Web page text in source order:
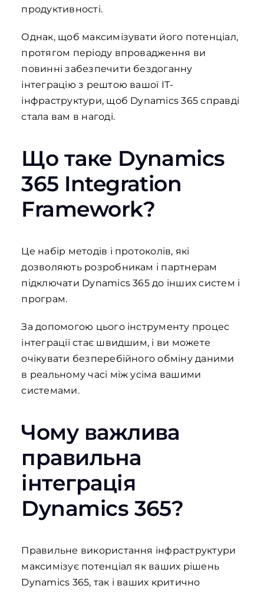
продуктивності.
Однак, щоб максимізувати його потенціал,
протягом періоду впровадження ви
повинні забезпечити бездоганну
інтеграцію з рештою вашої ІТ-
інфраструктури, щоб Dynamics 365 справді
стала вам в нагоді.
Що таке Dynamics
365 Integration
Framework?
Це набір методів і протоколів, які
дозволяють розробникам і партнерам
підключати Dynamics 365 до інших систем і
програм.
За допомогою цього інструменту процес
інтеграції стає швидшим, і ви можете
очікувати безперебійного обміну даними
в реальному часі між усіма вашими
системами.
Чому важлива
правильна
інтеграція
Dynamics 365?
Правильне використання інфраструктури
максимізує потенціал як ваших рішень
Dynamics 365, так і ваших критично